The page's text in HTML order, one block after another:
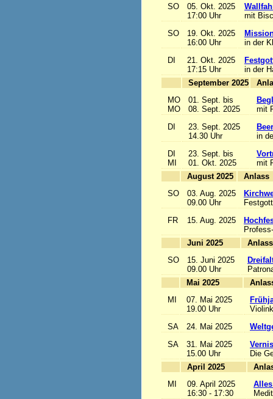
SO
05. Okt. 2025
17:00 Uhr
mit
SO
19. Okt. 2025
16:00 Uhr
in der
DI
21. Okt. 2025
17:15 Uhr
in der
September 2025
MO
MO
01. Sept. bis
08. Sept. 2025
mit
DI
23. Sept. 2025
14.30 Uhr
in
DI
MI
23. Sept. bis
01. Okt. 2025
mit
August 2025
SO
03. Aug. 2025
09.00 Uhr
FR
15. Aug. 2025
Juni 2025
SO
15. Juni 2025
09.00 Uhr
Mai 2025
MI
07. Mai 2025
19.00 Uhr
SA
24. Mai 2025
SA
31. Mai 2025
15.00 Uhr
Die
April 2025
MI
09. April 2025
16:30 - 17:30